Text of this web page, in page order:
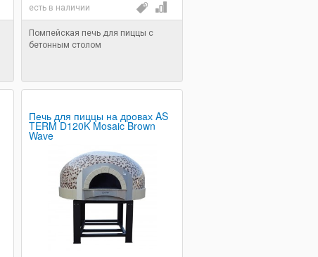
есть в наличии
Помпейская печь для пиццы с
бетонным столом
Печь для пиццы на дровах AS
TERM D120K Mosaic Brown
Wave